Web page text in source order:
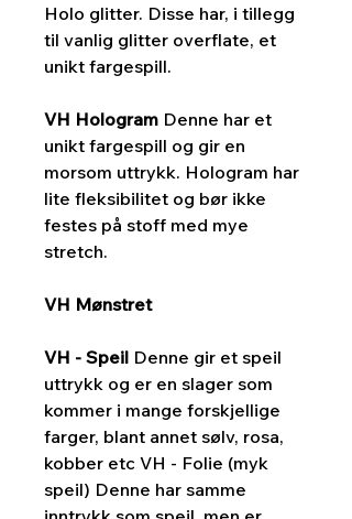
Holo glitter. Disse har, i tillegg
til vanlig glitter overflate, et
unikt fargespill.
VH Hologram Denne har et
unikt fargespill og gir en
morsom uttrykk. Hologram har
lite fleksibilitet og bør ikke
festes på stoff med mye
stretch.
VH Mønstret
VH - Speil Denne gir et speil
uttrykk og er en slager som
kommer i mange forskjellige
farger, blant annet sølv, rosa,
kobber etc VH - Folie (myk
speil) Denne har samme